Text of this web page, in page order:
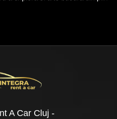
A Car Cluj -